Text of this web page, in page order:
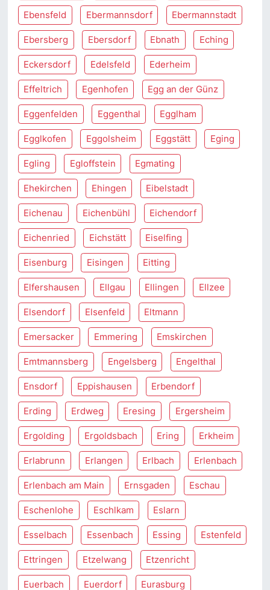
Ebensfeld Ebermannsdorf Ebermannstadt
Ebersberg Ebersdorf Ebnath Eching
Eckersdorf Edelsfeld Ederheim
Effeltrich Egenhofen Egg an der Günz
Eggenfelden Eggenthal Egglham
Egglkofen Eggolsheim Eggstätt Eging
Egling Egloffstein Egmating
Ehekirchen Ehingen Eibelstadt
Eichenau Eichenbühl Eichendorf
Eichenried Eichstätt Eiselfing
Eisenburg Eisingen Eitting
Elfershausen Ellgau Ellingen Ellzee
Elsendorf Elsenfeld Eltmann
Emersacker Emmering Emskirchen
Emtmannsberg Engelsberg Engelthal
Ensdorf Eppishausen Erbendorf
Erding Erdweg Eresing Ergersheim
Ergolding Ergoldsbach Ering Erkheim
Erlabrunn Erlangen Erlbach Erlenbach
Erlenbach am Main Ernsgaden Eschau
Eschenlohe Eschlkam Eslarn
Esselbach Essenbach Essing Estenfeld
Ettringen Etzelwang Etzenricht
Euerbach Euerdorf Eurasburg